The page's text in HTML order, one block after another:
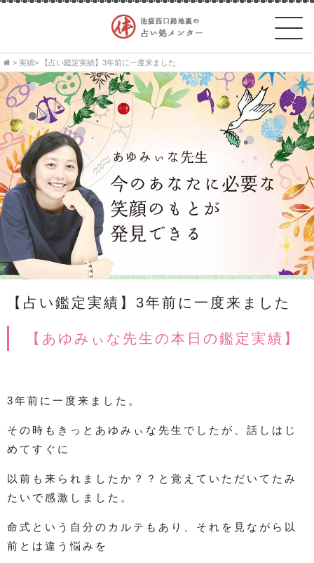
> 実績> 【占い鑑定実績】3年前に一度来ました
【占い鑑定実績】3年前に一度来ました
【あゆみぃな先生の本日の鑑定実績】
3年前に一度来ました。
その時もきっとあゆみぃな先生でしたが、話しはじ
めてすぐに
以前も来られましたか？？と覚えていただいてたみ
たいで感激しました。
命式という自分のカルテもあり、それを見ながら以
前とは違う悩みを